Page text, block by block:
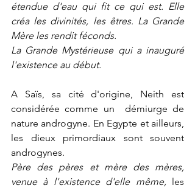
étendue d'eau qui fit ce qui est. Elle
créa les divinités, les êtres. La Grande
Mère les rendit féconds.
La Grande Mystérieuse qui a inauguré
l'existence au début.
A Saïs, sa cité d'origine, Neith est
considérée comme un  démiurge de
nature androgyne. En Egypte et ailleurs,
les dieux primordiaux sont souvent
androgynes.
Père des pères et mère des mères,
venue à l'existence d'elle même, les